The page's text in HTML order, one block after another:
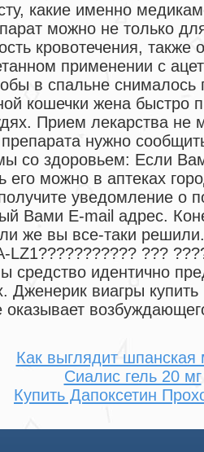
какие именно
можно не только
кровотечения, также
применении с
в спальне
кошечки жена быстро
Прием лекарства не
нужно
со здоровьем: Если
его можно в аптеках
уведомление о
Вами E-mail адрес.
же вы все-таки
LZ1??????????? ???
средство идентично
Дженерик виагры
оказывает
Как выглядит шпанская
Сиалис гель 20 мг
Купить Дапоксетин